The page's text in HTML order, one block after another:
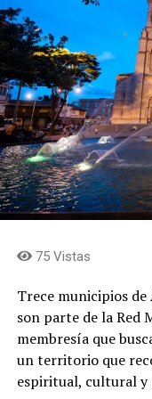
los metales dan
más intensos,
pulso y la
que amplía el
permite al auditorio
composiciones que
El cantante
75 Vistas
Trece municipios
son parte de la Red
membresía que
un territorio que
espiritual, cultural y